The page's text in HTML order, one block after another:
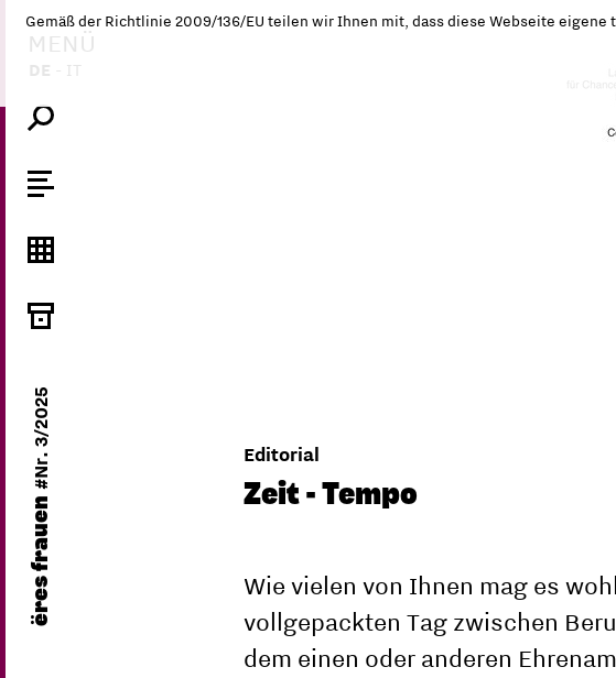
MENÜ
DE - IT
ëres frauen
#Nr. 3/2025 Editorial
Zeit - Tempo
Wie vielen von Ihnen mag es
vollgepackten Tag zwischen
dem einen oder anderen
Gemäß der Richtlinie 2009/136/EU teilen wir Ihnen mit, dass diese Webseite